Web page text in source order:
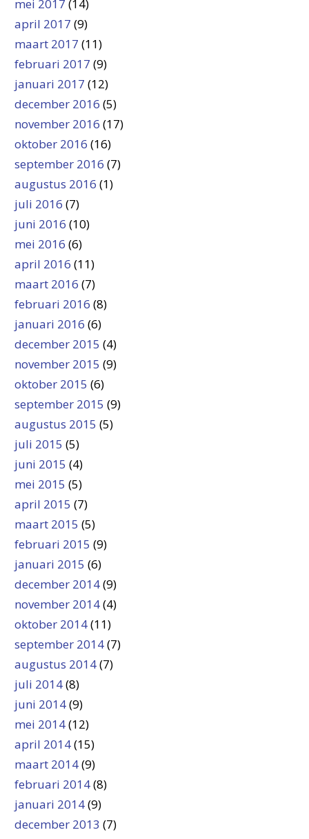
mei 2017 (14)
april 2017 (9)
maart 2017 (11)
februari 2017 (9)
januari 2017 (12)
december 2016 (5)
november 2016 (17)
oktober 2016 (16)
september 2016 (7)
augustus 2016 (1)
juli 2016 (7)
juni 2016 (10)
mei 2016 (6)
april 2016 (11)
maart 2016 (7)
februari 2016 (8)
januari 2016 (6)
december 2015 (4)
november 2015 (9)
oktober 2015 (6)
september 2015 (9)
augustus 2015 (5)
juli 2015 (5)
juni 2015 (4)
mei 2015 (5)
april 2015 (7)
maart 2015 (5)
februari 2015 (9)
januari 2015 (6)
december 2014(9)
november 2014(4)
oktober 2014(11)
september 2014(7)
augustus 2014(7)
juli 2014(8)
juni 2014(9)
mei 2014(12)
april 2014(15)
maart 2014(9)
februari 2014(8)
januari 2014(9)
december 2013 (7)